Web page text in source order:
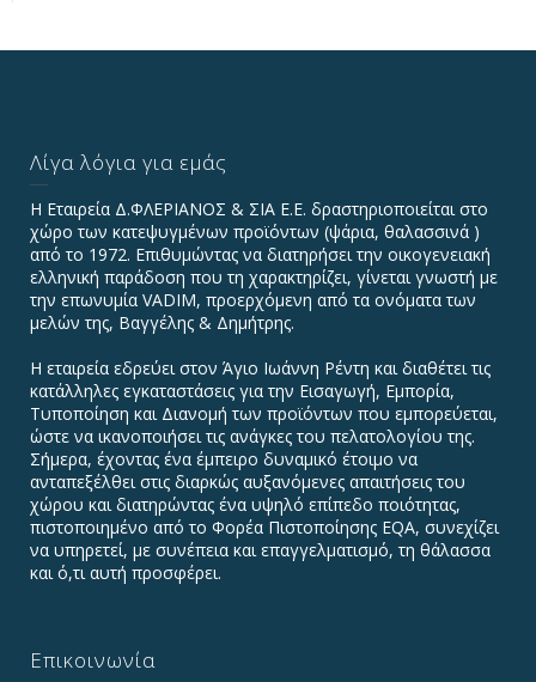
Λίγα λόγια για εμάς
Η Εταιρεία Δ.ΦΛΕΡΙΑΝΟΣ & ΣΙΑ Ε.Ε. δραστηριοποιείται στο
χώρο των κατεψυγμένων προϊόντων (ψάρια, θαλασσινά )
από το 1972. Επιθυμώντας να διατηρήσει την οικογενειακή
ελληνική παράδοση που τη χαρακτηρίζει, γίνεται γνωστή με
την επωνυμία VADIΜ, προερχόμενη από τα ονόματα των
μελών της, Βαγγέλης & Δημήτρης.
Η εταιρεία εδρεύει στον Άγιο Ιωάννη Ρέντη και διαθέτει τις
κατάλληλες εγκαταστάσεις για την Εισαγωγή, Εμπορία,
Τυποποίηση και Διανομή των προϊόντων που εμπορεύεται,
ώστε να ικανοποιήσει τις ανάγκες του πελατολογίου της.
Σήμερα, έχοντας ένα έμπειρο δυναμικό έτοιμο να
ανταπεξέλθει στις διαρκώς αυξανόμενες απαιτήσεις του
χώρου και διατηρώντας ένα υψηλό επίπεδο ποιότητας,
πιστοποιημένο από το Φορέα Πιστοποίησης EQA, συνεχίζει
να υπηρετεί, με συνέπεια και επαγγελματισμό, τη θάλασσα
και ό,τι αυτή προσφέρει.
Επικοινωνία